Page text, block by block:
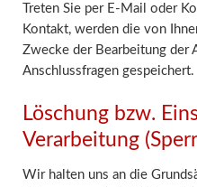
Treten Sie per E-Mail oder
Kontakt, werden die von
Zwecke der Bearbeitung der
Anschlussfragen gespeichert.
Löschung bzw.
Verarbeitung
Wir halten uns an die